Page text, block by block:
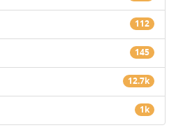
112
145
12.7k
1k